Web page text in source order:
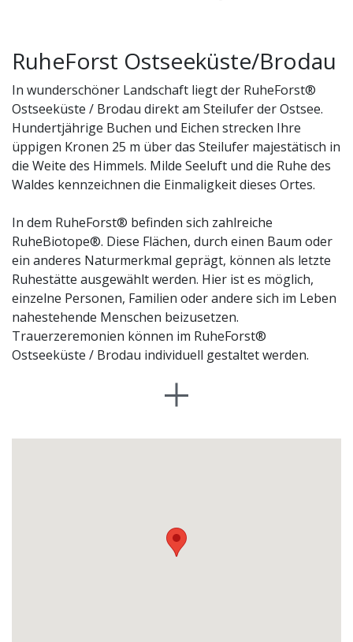
RuheForst Ostseeküste/Brodau
In wunderschöner Landschaft liegt der RuheForst®
Ostseeküste / Brodau direkt am Steilufer der Ostsee.
Hundertjährige Buchen und Eichen strecken Ihre
üppigen Kronen 25 m über das Steilufer majestätisch in
die Weite des Himmels. Milde Seeluft und die Ruhe des
Waldes kennzeichnen die Einmaligkeit dieses Ortes.
In dem RuheForst® befinden sich zahlreiche
RuheBiotope®. Diese Flächen, durch einen Baum oder
ein anderes Naturmerkmal geprägt, können als letzte
Ruhestätte ausgewählt werden. Hier ist es möglich,
einzelne Personen, Familien oder andere sich im Leben
nahestehende Menschen beizusetzen.
Trauerzeremonien können im RuheForst®
Ostseeküste / Brodau individuell gestaltet werden.
RuheBiotope® benötigen keine Pflege, da sie Teil des
natürlichen Waldes sind. Sie können schon zu
werden. Die Auswahl eines RuheBiotopes® wird